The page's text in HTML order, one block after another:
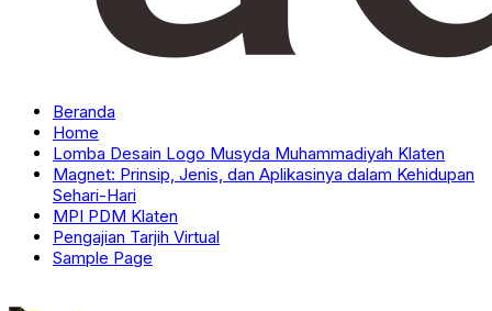
Beranda
Home
Lomba Desain Logo Musyda Muhammadiyah Klaten
Magnet: Prinsip, Jenis, dan Aplikasinya dalam Kehidupan
Sehari-Hari
MPI PDM Klaten
Pengajian Tarjih Virtual
Sample Page